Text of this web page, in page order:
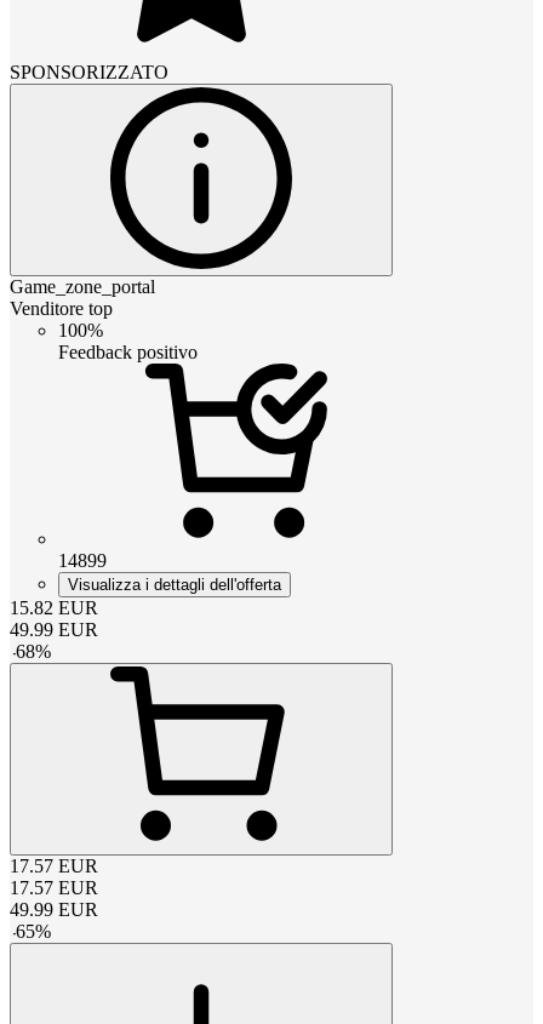
SPONSORIZZATO
Game_zone_portal
Venditore top
100%
Feedback positivo
14899
Visualizza i dettagli dell'offerta
15.82 EUR
49.99 EUR
-68%
17.57 EUR
17.57 EUR
49.99 EUR
-65%